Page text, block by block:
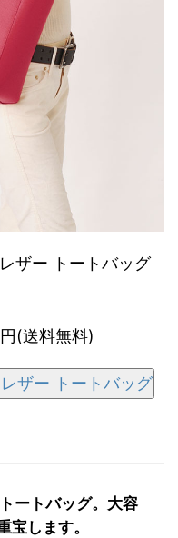
ザー トートバッグ
(送料無料)
ザー トートバッグ
ートバッグ。大容
します。